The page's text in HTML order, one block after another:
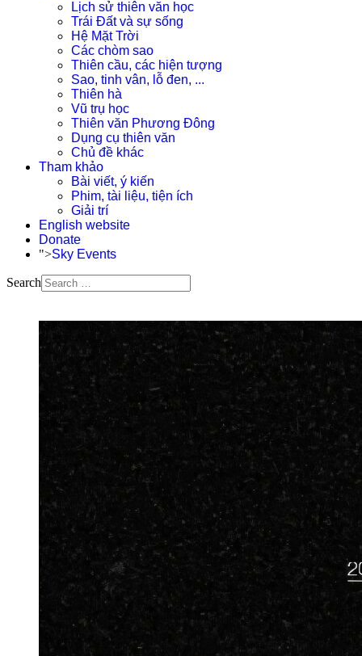
Lịch sử thiên văn học
Trái Đất và sự sống
Hệ Mặt Trời
Các chòm sao
Thiên cầu, các hiện tượng
Sao, tinh vân, lỗ đen, ...
Thiên hà
Vũ trụ học
Thiên văn Phương Đông
Dụng cụ thiên văn
Chủ đề khác
Tham khảo
Bài viết, ý kiến
Phim, tài liệu, tiện ích
Giải trí
English website
Donate
">Sky Events
Search